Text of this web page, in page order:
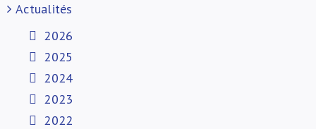
Actualités
2026
2025
2024
2023
2022